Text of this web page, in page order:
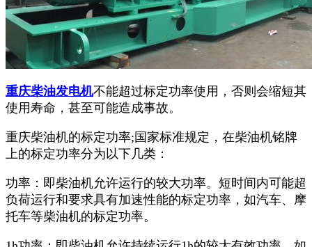
重庆柴油发电机不能超过标定功率使用，否则会缩短其
使用寿命，甚至可能造成事故。
重庆柴油机的标定功率;国家标准规定，在柴油机铭牌
上的标定功率分为以下几类：
功率：即柴油机允许运行的较大功率。短时间内可能超
负荷运行和要求具有加速性能的标定功率，如汽车、摩
托车等柴油机的标定功率。